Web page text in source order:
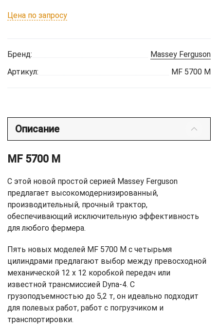
Цена по запросу
Бренд:
Massey Ferguson
Артикул:
MF 5700 M
Описание
MF 5700 M
С этой новой простой серией Massey Ferguson
предлагает высокомодернизированный,
производительный, прочный трактор,
обеспечивающий исключительную эффективность
для любого фермера.
Пять новых моделей MF 5700 M с четырьмя
цилиндрами предлагают выбор между превосходной
механической 12 x 12 коробкой передач или
известной трансмиссией Dyna-4. С
грузоподъемностью до 5,2 т, он идеально подходит
для полевых работ, работ с погрузчиком и
транспортировки.